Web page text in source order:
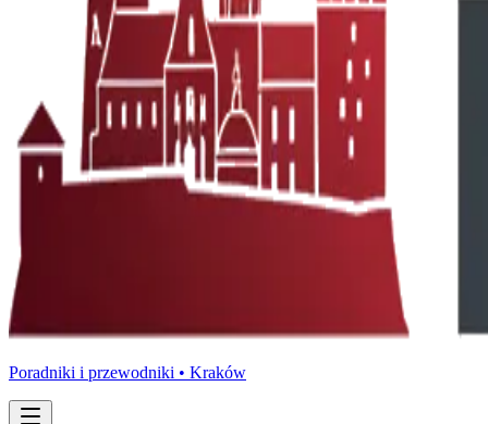
Poradniki i przewodniki • Kraków